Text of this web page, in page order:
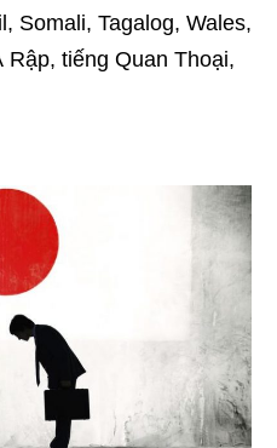
Somali, Tagalog, Wales,
tiếng Quan Thoại,